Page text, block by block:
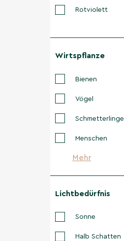
Rotviolett
Wirtspflanze
Bienen
Vögel
Schmetterlinge
Menschen
Mehr
Lichtbedürfnis
Sonne
Halb Schatten